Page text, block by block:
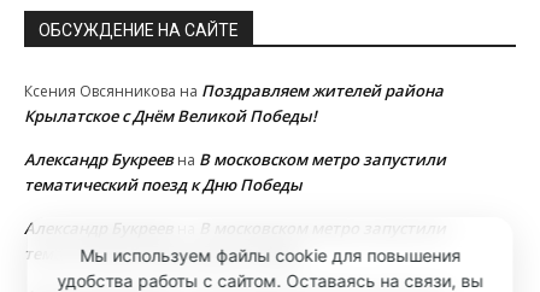
ОБСУЖДЕНИЕ НА САЙТЕ
Ксения Овсянникова на Поздравляем жителей района
Крылатское с Днём Великой Победы!
Александр Букреевна В московском метро запустили
тематический поезд к Дню Победы
Александр Букреев
В московском метро запустили
тематический поезд к Дню Победы
Мы используем файлы cookie для повышения
удобства работы с сайтом. Оставаясь на связи, вы